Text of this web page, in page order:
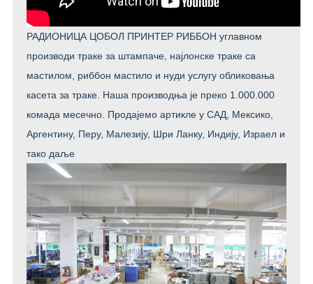
РАДИОНИЦА ЦОБОЛ ПРИНТЕР РИББОН углавном
производи траке за штампаче, најлонске траке са
мастилом, риббон ​​мастило и нуди услугу обликовања
касета за траке. Наша производња је преко 1.000.000
комада месечно. Продајемо артикле у САД, Мексико,
Аргентину, Перу, Малезију, Шри Ланку, Индију, Израел и
тако даље